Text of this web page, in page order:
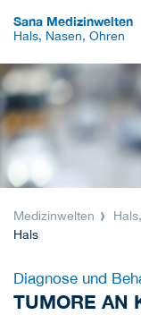
Sana Medizinwelten
Hals, Nasen, Ohren
Medizinwelten
Hals
Diagnose und
TUMORE AN